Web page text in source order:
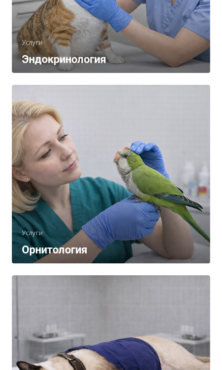
Услуги
Эндокринология
Услуги
Орнитология